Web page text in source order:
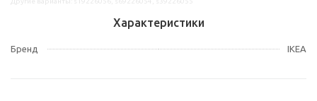
Характеристики
Бренд IKEA